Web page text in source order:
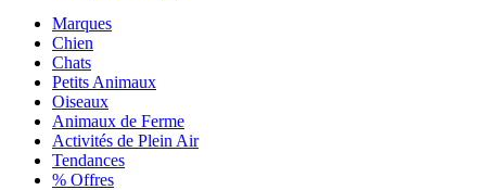
Marques
Chien
Chats
Petits Animaux
Oiseaux
Animaux de Ferme
Activités de Plein Air
Tendances
% Offres